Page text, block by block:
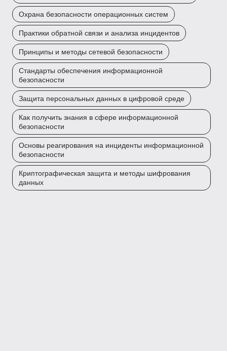
Охрана безопасности операционных систем
Практики обратной связи и анализа инцидентов
Принципы и методы сетевой безопасности
Стандарты обеспечения информационной
безопасности
Защита персональных данных в цифровой среде
Как получить знания в сфере информационной
безопасности
Основы реагирования на инциденты информационной
безопасности
Криптографическая защита и методы шифрования
данных